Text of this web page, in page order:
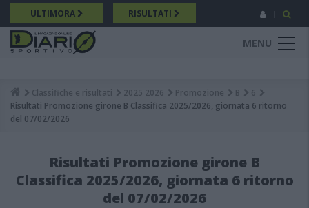
Salta
al
contenuto
principale
ULTIMORA RISULTATI
MENU
Breadcrumb
Classifiche e risultati 2025 2026 Promozione B
6
Risultati Promozione girone B Classifica 2025/2026, giornata 6 ritorno
del 07/02/2026
Risultati Promozione girone B
Classifica 2025/2026, giornata 6 ritorno
del 07/02/2026